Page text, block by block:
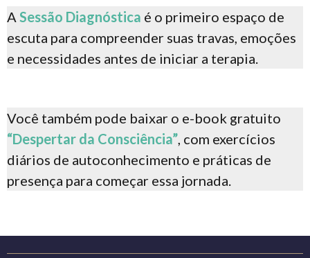
A Sessão Diagnóstica é o primeiro espaço de
escuta para compreender suas travas, emoções
e necessidades antes de iniciar a terapia.
Você também pode baixar o e-book gratuito
“Despertar da Consciência”, com exercícios
diários de autoconhecimento e práticas de
presença para começar essa jornada.